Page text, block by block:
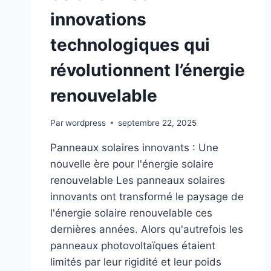
innovations
technologiques qui
révolutionnent l’énergie
renouvelable
Parwordpress septembre 22, 2025
Panneaux solaires innovants : Une
nouvelle ère pour l'énergie solaire
renouvelable Les panneaux solaires
innovants ont transformé le paysage de
l'énergie solaire renouvelable ces
dernières années. Alors qu'autrefois les
panneaux photovoltaïques étaient
limités par leur rigidité et leur poids